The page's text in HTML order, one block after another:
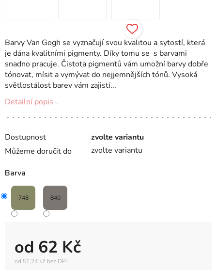
Dostupnost
zvolte variantu
Můžeme doručit do
zvolte variantu
od 62 Kč
od 51,24 Kč bez DPH
Barva
748 840
Barvy Van Gogh se vyznačují svou kvalitou a sytostí, která
je dána kvalitními pigmenty. Díky tomu se s barvami
snadno pracuje. Čistota pigmentů vám umožní barvy dobře
tónovat, mísit a vymývat do nejjemnějších tónů. Vysoká
světlostálost barev vám zajistí...
Detailní popis